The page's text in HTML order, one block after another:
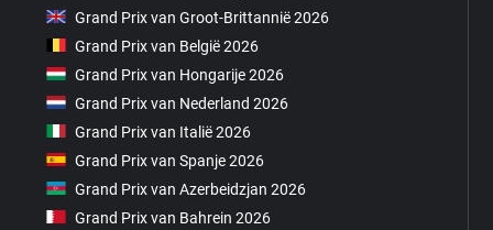
Grand Prix van Groot-Brittannië 2026
Grand Prix van België 2026
Grand Prix van Hongarije 2026
Grand Prix van Nederland 2026
Grand Prix van Italië 2026
Grand Prix van Spanje 2026
Grand Prix van Azerbeidzjan 2026
Grand Prix van Bahrein 2026